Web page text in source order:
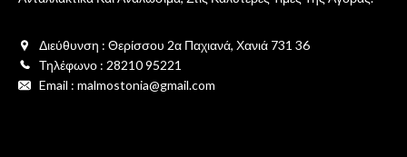
Διεύθυνση : Θερίσσου 2α Παχιανά, Χανιά 731 36
Τηλέφωνο : 28210 95221
Email : malmostonia@gmail.com